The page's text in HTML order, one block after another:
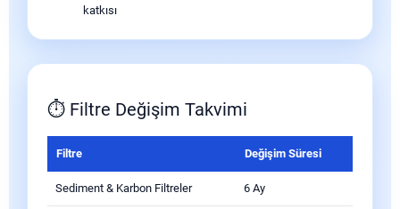
katkısı
⏱ Filtre Değişim Takvimi
Filtre Değişim Süresi
Sediment & Karbon Filtreler 6 Ay